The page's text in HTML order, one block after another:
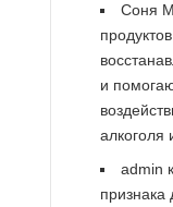
Соня
и
алкоголя
admin